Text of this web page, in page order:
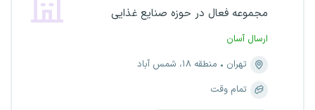
مجموعه فعال در حوزه صنایع غذایی
ارسال آسان
تهران
منطقه ۱۸، شمس آباد
تمام وقت